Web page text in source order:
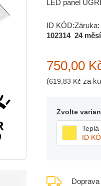
LED panel
ID KÓD:
102314
Záruka:
24
750,00
(619,83 Kč za
Zvolte
Teplá
ID